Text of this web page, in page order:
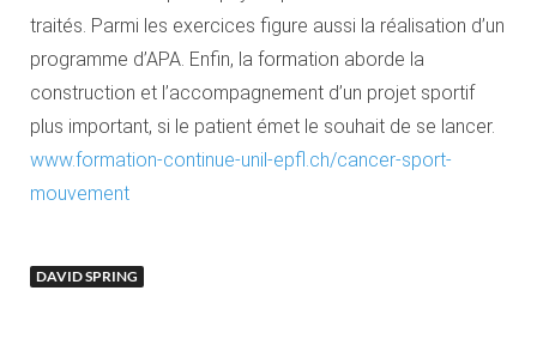
traités. Parmi les exercices figure aussi la réalisation d’un
programme d’APA. Enfin, la formation aborde la
construction et l’accompagnement d’un projet sportif
plus important, si le patient émet le souhait de se lancer.
www.formation-continue-unil-epfl.ch/cancer-sport-
mouvement
DAVID SPRING